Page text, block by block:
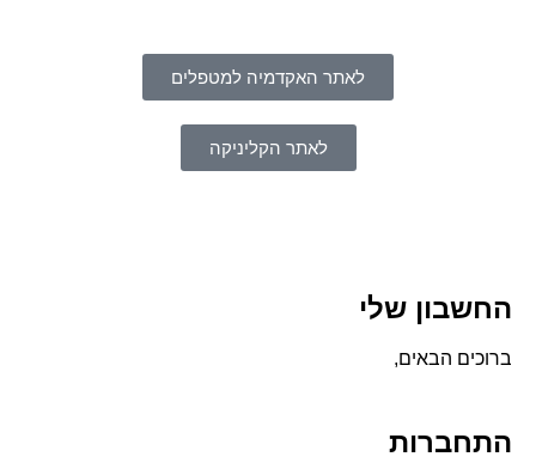
לאתר האקדמיה למטפלים
לאתר הקליניקה
החשבון שלי
ברוכים הבאים,
התחברות